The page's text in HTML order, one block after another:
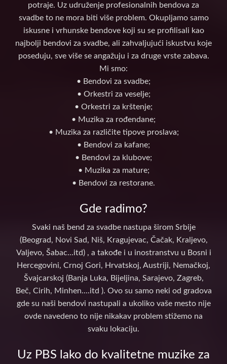
potraje. Uz udruženje profesionalnih bendova za
svadbe to ne mora biti više problem. Okupljamo samo
iskusne i vrhunske bendove koji su se profilisali kao
najbolji bendovi za svadbe, ali zahvaljujući iskustvu koje
poseduju, sve više se angažuju i za druge vrste zabava.
Mi smo:
• Bendovi za svadbe;
• Orkestri za veselje;
• Orkestri za krštenje;
• Muzika za rođendane;
• Muzika za različite tipove proslava;
• Bendovi za kafane;
• Bendovi za klubove;
• Muzika za mature;
• Bendovi za restorane.
Gde radimo?
Svaki naš bend za svadbe nastupa širom Srbije
(Beograd, Novi Sad, Niš, Kragujevac, Čačak, Kraljevo,
Valjevo, Šabac...itd) , a takođe i u inostranstvu u Bosni i
Hercegovini, Crnoj Gori, Hrvatskoj, Austriji, Nemačkoj,
Švajcarskoj (Banja Luka, Bijeljina, Sarajevo, Zagreb,
Beč, Cirih, Minhen....itd ). Ovo su samo neki od gradova
gde su naši bendovi nastupali a ukoliko vaše mesto nije
ovde navedeno to nije nikakav problem stižemo na
svaku lokaciju.
Uz PBS lako do kvalitetne muzike za